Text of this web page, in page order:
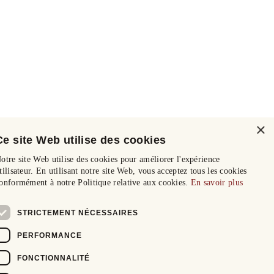
×
site Web utilise des cookies
site Web utilise des cookies pour améliorer l'expérience
En utilisant notre site Web, vous acceptez tous les cookies
à notre Politique relative aux cookies. En savoir plus
STRICTEMENT NÉCESSAIRES
PERFORMANCE
FONCTIONNALITÉ